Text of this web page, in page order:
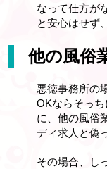
なって仕方が
と安心はせず
他の風俗
悪徳事務所の
OKならそっ
に、他の風俗
ディ求人と偽
その場合、し